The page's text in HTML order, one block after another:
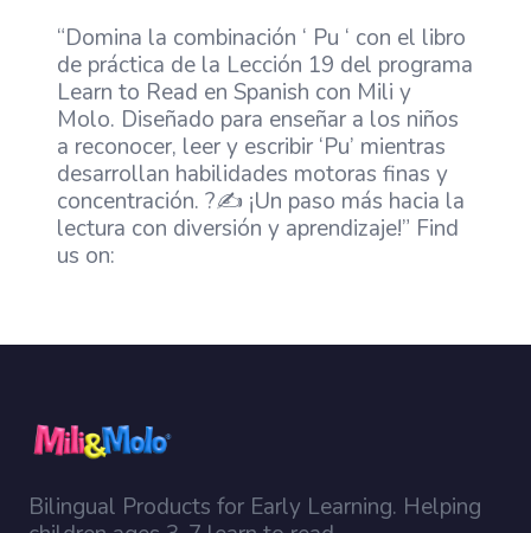
“Domina la combinación ‘ Pu ‘ con el libro
de práctica de la Lección 19 del programa
Learn to Read en Spanish con Mili y
Molo. Diseñado para enseñar a los niños
a reconocer, leer y escribir ‘Pu’ mientras
desarrollan habilidades motoras finas y
concentración. ?✍️ ¡Un paso más hacia la
lectura con diversión y aprendizaje!” Find
us on:
Bilingual Products for Early Learning. Helping